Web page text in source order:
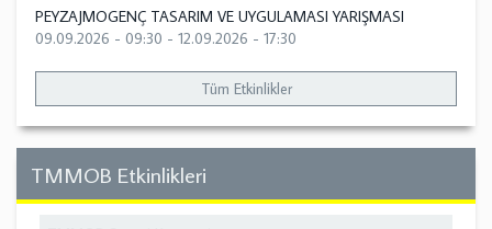
PEYZAJMOGENÇ TASARIM VE UYGULAMASI YARIŞMASI
09.09.2026 - 09:30 - 12.09.2026 - 17:30
Tüm Etkinlikler
TMMOB Etkinlikleri